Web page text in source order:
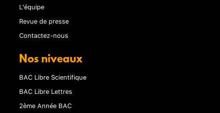
L'équipe
Revue de presse
Contactez-nous
Nos niveaux
BAC Libre Scientifique
BAC Libre Lettres
2ème Année BAC